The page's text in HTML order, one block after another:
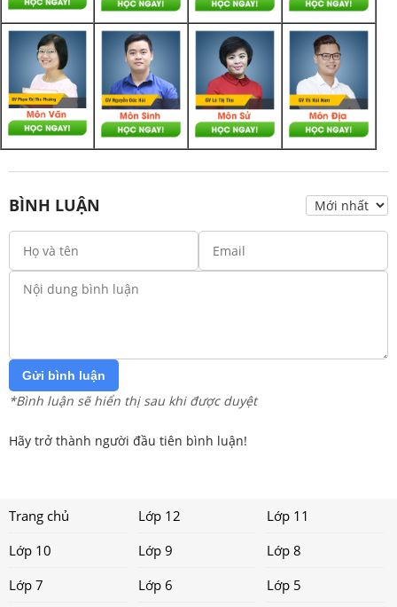
BÌNH LUẬN
Gửi bình luận
*Bình luận sẽ hiển thị sau khi được duyệt
Hãy trở thành người đầu tiên bình luận!
Trang chủ Lớp 12
Lớp 11
Lớp 10
Lớp 9
Lớp 8
Lớp 7
Lớp 6 Lớp 5